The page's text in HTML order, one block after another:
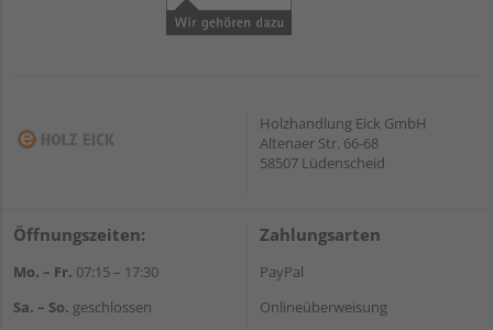
Holzhandlung Eick GmbH
Altenaer Str. 66-68
58507 Lüdenscheid
Öffnungszeiten:
Mo. – Fr. 07:15 – 17:30
Sa. – So. geschlossen
Zahlungsarten
PayPal
Onlineüberweisung